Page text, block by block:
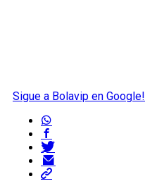
Sigue a Bolavip en Google!